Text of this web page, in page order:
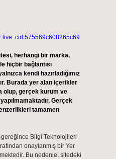
live:.cid.575569c608265c69
herhangi bir marka,
hiçbir bağlantısı
kendi hazırladığımız
Burada yer alan içerikler
olup, gerçek kurum ve
Gerçek
tamamen
gereğince Bilgi Teknolojileri
onaylanmış bir Yer
Bu nedenle, sitedeki